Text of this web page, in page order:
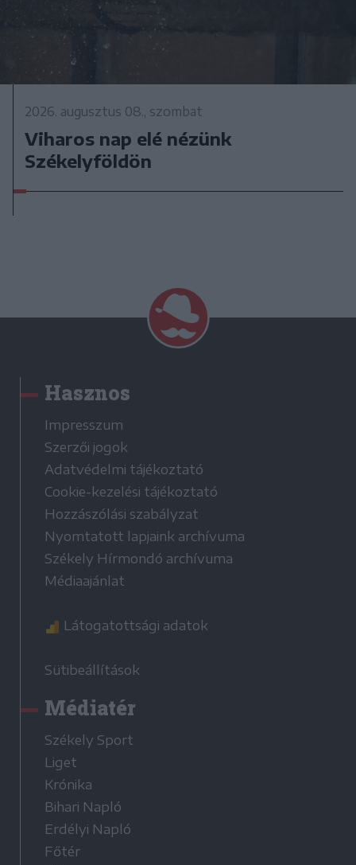
2026. augusztus 08., szombat
Viharos nap elé nézünk
Székelyföldön
Hasznos
Impresszum
Szerzői jogok
Adatvédelmi tájékoztató
Cookie-kezelési tájékoztató
Hozzászólási szabályzat
Nyomtatott lapjaink archívuma
Székely Hírmondó archívuma
Médiaajánlat
Látogatottsági adatok
Sütibeállítások
Médiatér
Székely Sport
Liget
Krónika
Bihari Napló
Erdélyi Napló
Főtér